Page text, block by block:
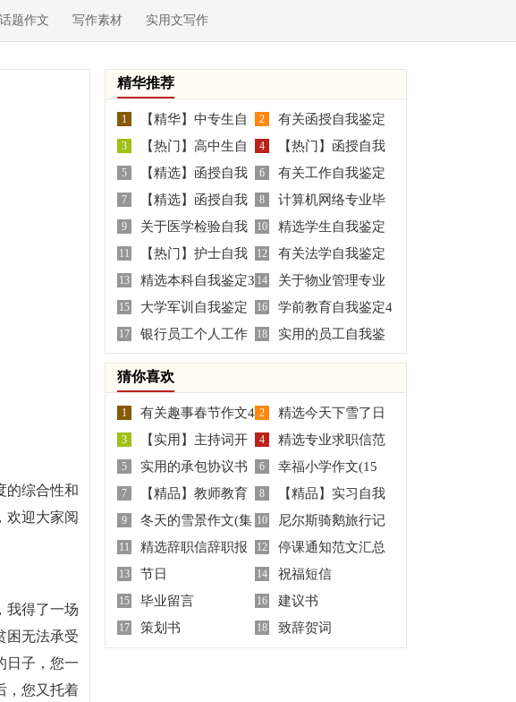
话题作文 写作素材 实用文写作
的综合性和
欢迎大家阅
我得了一场
困无法承受
日子，您一
，您又托着
精华推荐
1
【精华】中专生自
我鉴定10篇
2
有关函授自我鉴定
集合6篇
3
【热门】高中生自
我鉴定范文合集十篇
4
【热门】函授自我
鉴定集合9篇
5
【精选】函授自我
鉴定3篇
6
有关工作自我鉴定
四篇
7
【精选】函授自我
鉴定6篇
8
计算机网络专业毕
业生自我鉴定
9
关于医学检验自我
鉴定模板合集十篇
10
精选学生自我鉴定
三篇
11
【热门】护士自我
鉴定合集六篇
12
有关法学自我鉴定
范文汇总八篇
13
精选本科自我鉴定3
篇
14
关于物业管理专业
自我鉴定3篇
15 大学军训自我鉴定 16
学前教育自我鉴定4
篇
17
银行员工个人工作
自我鉴定
18
实用的员工自我鉴
定四篇
猜你喜欢
1
有关趣事春节作文4
篇
2
精选今天下雪了日
记范文集合七篇
3
【实用】主持词开
场白合集6篇
4
精选专业求职信范
文集锦九篇
5
实用的承包协议书
三篇
6
幸福小学作文(15
篇)
7
【精品】教师教育
心得体会3篇
8
【精品】实习自我
鉴定范文汇编7篇
9
冬天的雪景作文(集
锦15篇)
10
尼尔斯骑鹅旅行记
读后感集锦15篇
11
精选辞职信辞职报
告锦集六篇
12
停课通知范文汇总
八篇
13 节日 14 祝福短信
15 毕业留言 16 建议书
17 策划书 18 致辞贺词